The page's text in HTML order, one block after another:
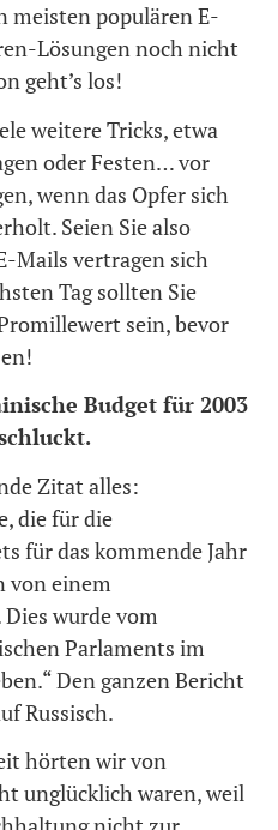
meisten populären E-
Lösungen noch nicht
geht’s los!
weitere Tricks, etwa
oder Festen… vor
wenn das Opfer sich
Seien Sie also
Mails vertragen sich
Tag sollten Sie
sein, bevor
Budget für 2003
Zitat alles:
die für die
für das kommende Jahr
von einem
wurde vom
Parlaments im
Den ganzen Bericht
Russisch.
hörten wir von
unglücklich waren, weil